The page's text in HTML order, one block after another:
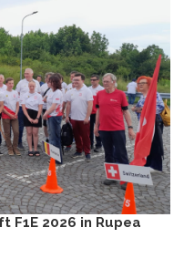
F1E 2026 in Rupea